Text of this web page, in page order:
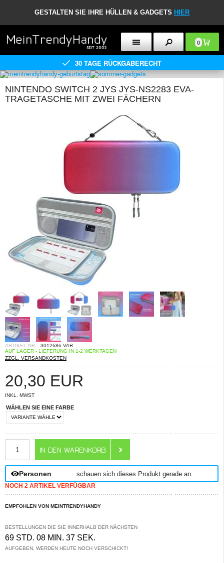
GESTALTEN SIE IHRE HÜLLEN & GADGETS HIER
0
30 TAGE RÜCKGABERECHT
NINTENDO SWITCH 2 JYS JYS-NS2283 EVA-
TRAGETASCHE MIT ZWEI FÄCHERN
ARTIKEL-NR.: 3012686-VAR
AUF LAGER - LIEFERUNG IN 1-2 WERKTAGEN
ZZGL. VERSANDKOSTEN
20,30 EUR
INKL. MWST
WÄHLEN SIE EINE FARBE
Personen schauen sich dieses Produkt gerade an.
NOCH 2 ARTIKEL VERFÜGBAR
EMPFOHLEN VON MEINTRENDYHANDY
BESTELLUNGEN DIE SIE INNERHALB DER NÄCHSTEN
69 STD. 08 MIN. 37 SEK.
AUFGEBEN, WERDEN HEUTE NOCH VERSCHICKT!